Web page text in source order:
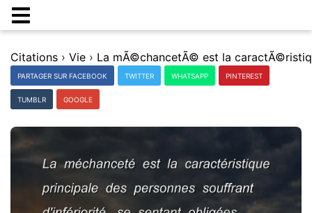
Citations › Vie ›
PARTAGER SUR FACEBOOK TWITTER WHATSAPP PINTEREST
TUMBLR GOOGLE